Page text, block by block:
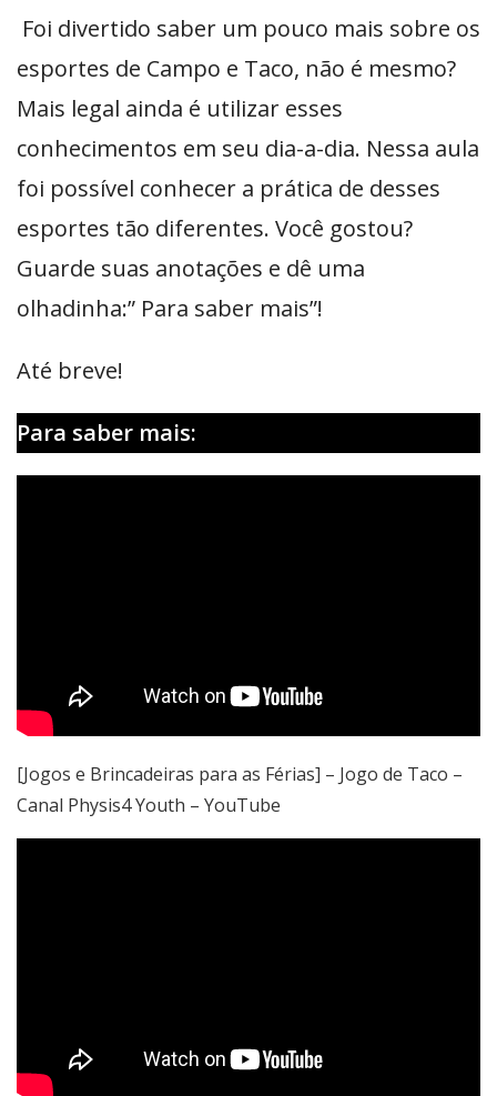
Foi divertido saber um pouco mais sobre os
esportes de Campo e Taco, não é mesmo?
Mais legal ainda é utilizar esses
conhecimentos em seu dia-a-dia. Nessa aula
foi possível conhecer a prática de desses
esportes tão diferentes. Você gostou?
Guarde suas anotações e dê uma
olhadinha:” Para saber mais”!
Até breve!
Para saber mais:
[Jogos e Brincadeiras para as Férias] – Jogo de Taco –
Canal Physis4 Youth – YouTube